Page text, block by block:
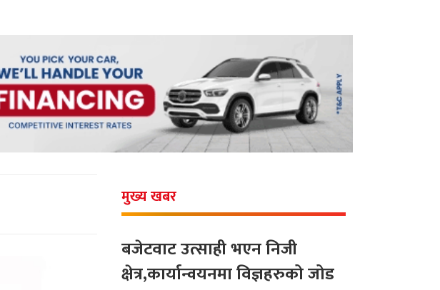
मुख्य खबर
बजेटवाट उत्साही भएन निजी
क्षेत्र,कार्यान्वयनमा विज्ञहरुको जोड